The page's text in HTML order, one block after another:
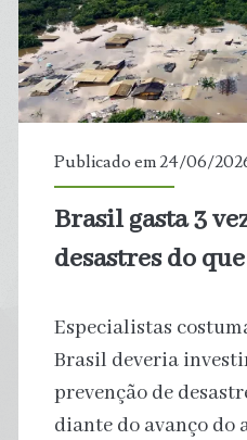
Publicado em 24/06/
Brasil gasta 3
desastres do
Especialistas
Brasil deveria
prevenção de
diante do avanço do